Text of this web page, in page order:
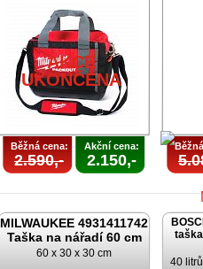
AKCE
UKONČENA
AKCE
UKONČENA
Běžná cena:
2.590,-
Akční cena:
2.150,-
MILWAUKEE 4931411742
Taška na nářadí 60 cm
60 x 30 x 30 cm
40